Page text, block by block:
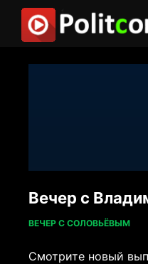
Вечер с
ВЕЧЕР С СОЛОВЬЁВЫМ
Смотрите новый